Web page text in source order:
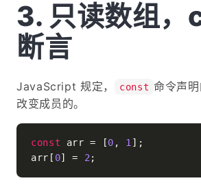
只读数组
断言
JavaScript 规定， const 命令声
改变成员的。
const arr = [0 , 1 ];
arr[ 0] = 2